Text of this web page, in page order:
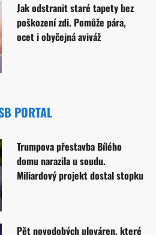
Jak odstranit staré tapety bez
poškození zdi. Pomůže pára,
ocet i obyčejná aviváž
PORTAL
Trumpova přestavba Bílého
domu narazila u soudu.
Miliardový projekt dostal stopku
Pět novodobých plováren, které